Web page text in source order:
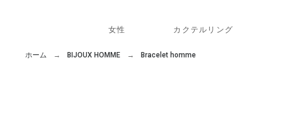
女性 カクテルリング
ホーム BIJOUX HOMME Bracelet homme